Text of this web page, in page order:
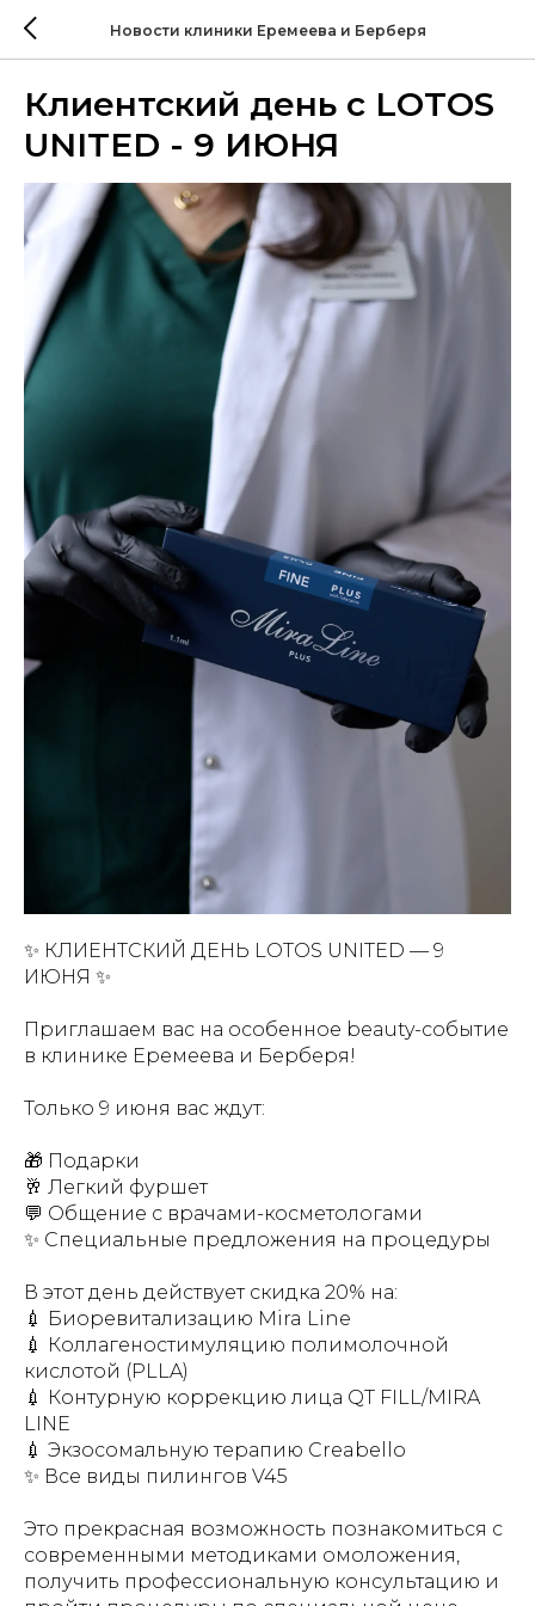
Новости клиники Еремеева и Берберя
Клиентский день с LOTOS
UNITED - 9 ИЮНЯ
✨ КЛИЕНТСКИЙ ДЕНЬ LOTOS UNITED — 9
ИЮНЯ ✨
Приглашаем вас на особенное beauty-событие
в клинике Еремеева и Берберя!
Только 9 июня вас ждут:
🎁 Подарки
🥂 Легкий фуршет
💬 Общение с врачами-косметологами
✨ Специальные предложения на процедуры
В этот день действует скидка 20% на:
💉 Биоревитализацию Mira Line
💉 Коллагеностимуляцию полимолочной
кислотой (PLLA)
💉 Контурную коррекцию лица QT FILL/MIRA
LINE
💉 Экзосомальную терапию Creabello
✨ Все виды пилингов V45
Это прекрасная возможность познакомиться с
современными методиками омоложения,
получить профессиональную консультацию и